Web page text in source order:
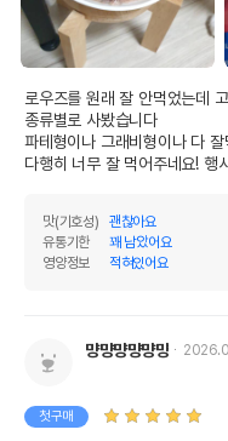
로우즈를 원래 잘 안먹었는데
종류별로 사봤습니다
파테형이나 그래비형이나 다 잘
다행히 너무 잘 먹어주네요! 행
맛(기호성)
괜찮아요
유통기한
꽤 남았어요
영양정보
적혀있어요
먕먕먕먕먕먕
첫구매